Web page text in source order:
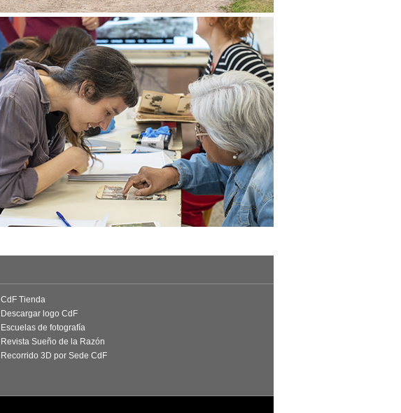
CdF Tienda
Descargar logo CdF
Escuelas de fotografía
Revista Sueño de la Razón
Recorrido 3D por Sede CdF